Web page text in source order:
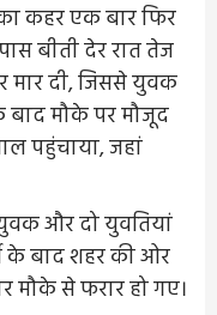
कहर एक बार फिर
बीती देर रात तेज
मार दी, जिससे युवक
बाद मौके पर मौजूद
पहुंचाया, जहां
युवक और दो युवतियां
के बाद शहर की ओर
मौके से फरार हो गए।